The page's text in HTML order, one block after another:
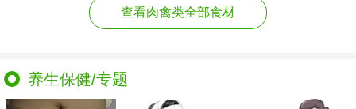
查看肉禽类全部食材
养生保健/专题